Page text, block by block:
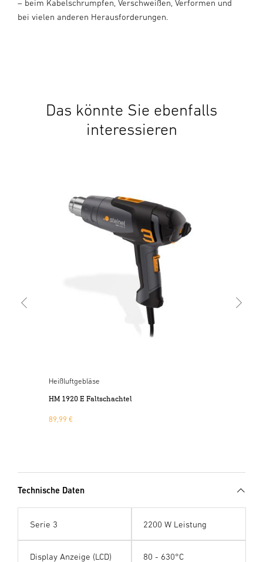
– beim Kabelschrumpfen, Verschweißen, Verformen und
bei vielen anderen Herausforderungen.
Das könnte Sie ebenfalls
interessieren
Heißluftgebläse
HM 1920 E Faltschachtel
89,99 €
Technische Daten
Serie 3 2200 W Leistung
Display Anzeige (LCD) 80 - 630°C